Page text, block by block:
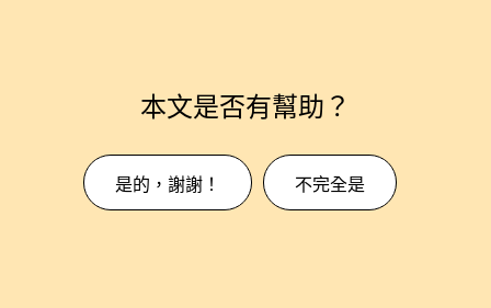
本文是否有幫助？
是的，謝謝！ 不完全是